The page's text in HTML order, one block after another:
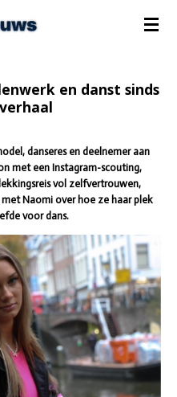
en danst sinds
danseres en deelnemer aan
met een Instagram-scouting,
vol zelfvertrouwen,
Naomi over hoe ze haar plek
voor dans.